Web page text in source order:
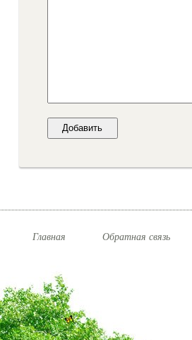
Главная Обратная связь